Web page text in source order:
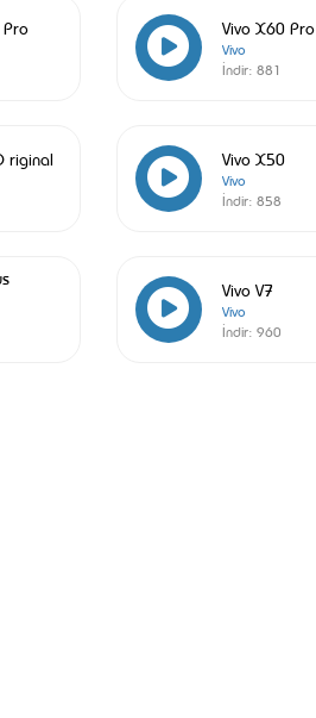
Pro Vivo X60 Pro
Vivo
İndir: 881
riginal Vivo X50
Vivo
İndir: 858
Vivo V7
Vivo
İndir: 960